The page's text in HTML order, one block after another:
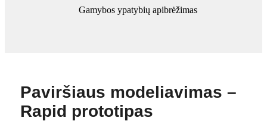
Gamybos ypatybių apibrėžimas
Paviršiaus modeliavimas –
Rapid prototipas